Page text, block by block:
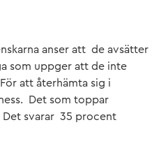
anser att de avsätter
som uppger att de inte
att återhämta sig i
Det som toppar
Det svarar 35 procent